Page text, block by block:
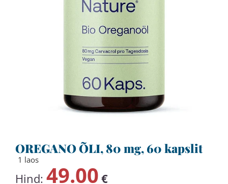
OREGANO ÕLI, 80 mg, 60 kapslit
1 laos
Hind: 49.00 €